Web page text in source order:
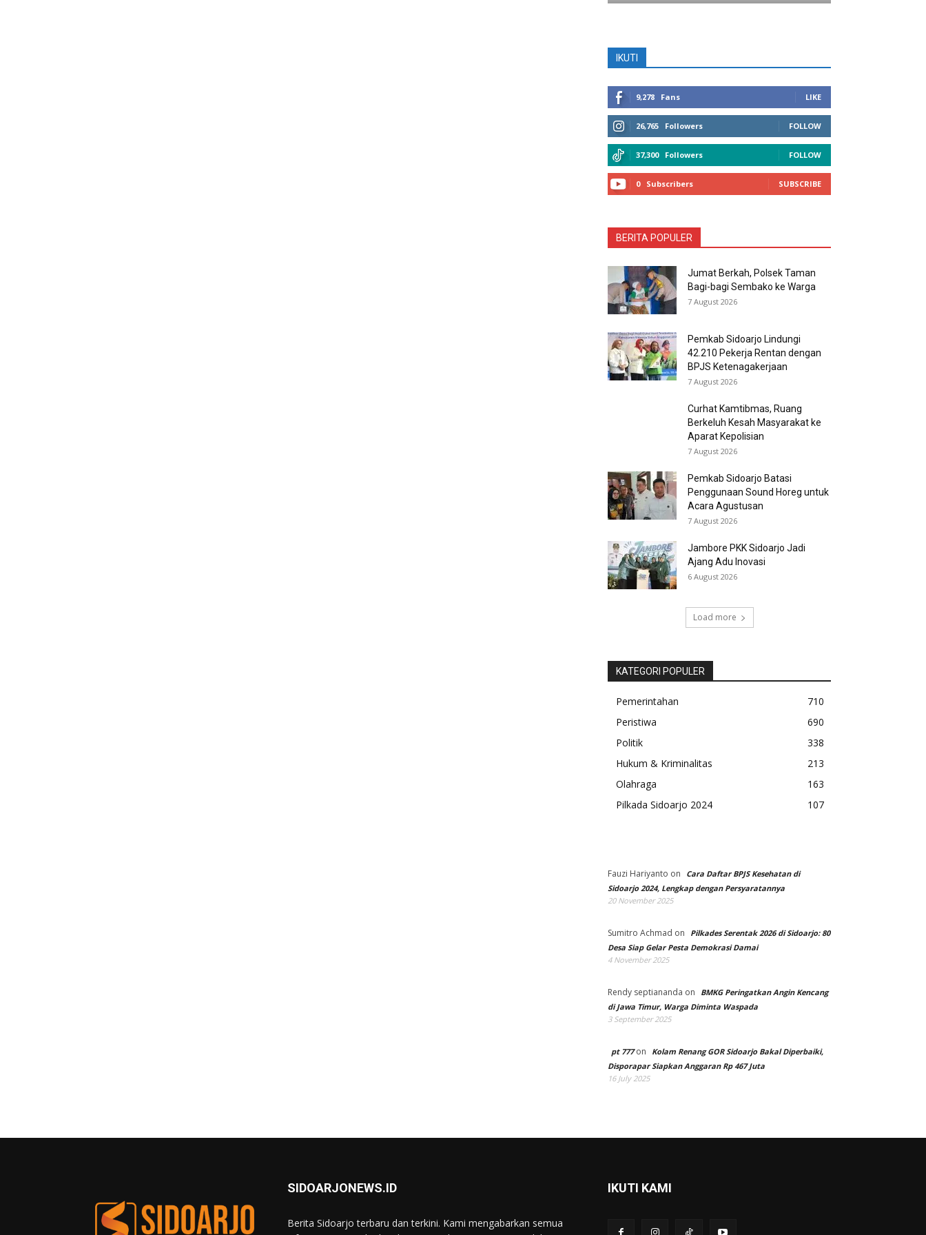
IKUTI
9,278 Fans LIKE
26,765 Followers FOLLOW
37,300 Followers FOLLOW
0 Subscribers SUBSCRIBE
BERITA POPULER
Jumat Berkah, Polsek Taman
Bagi-bagi Sembako ke Warga
7 August 2026
Pemkab Sidoarjo Lindungi
42.210 Pekerja Rentan dengan
BPJS Ketenagakerjaan
7 August 2026
Curhat Kamtibmas, Ruang
Berkeluh Kesah Masyarakat ke
Aparat Kepolisian
7 August 2026
Pemkab Sidoarjo Batasi
Penggunaan Sound Horeg untuk
Acara Agustusan
7 August 2026
Jambore PKK Sidoarjo Jadi
Ajang Adu Inovasi
6 August 2026
Load more
KATEGORI POPULER
Pemerintahan
710
Peristiwa
690
Politik
338
Hukum & Kriminalitas
213
Olahraga
163
Pilkada Sidoarjo 2024
107
Fauzi Hariyanto on
Cara Daftar BPJS Kesehatan di
Sidoarjo 2024, Lengkap dengan Persyaratannya
20 November 2025
Sumitro Achmad on
Pilkades Serentak 2026 di Sidoarjo: 80
Desa Siap Gelar Pesta Demokrasi Damai
4 November 2025
Rendy septiananda on
BMKG Peringatkan Angin Kencang
di Jawa Timur, Warga Diminta Waspada
3 September 2025
pt 777on
Kolam Renang GOR Sidoarjo Bakal Diperbaiki,
Disporapar Siapkan Anggaran Rp 467 Juta
16 July 2025
SIDOARJONEWS.ID
Berita Sidoarjo terbaru dan terkini. Kami mengabarkan semua
IKUTI KAMI